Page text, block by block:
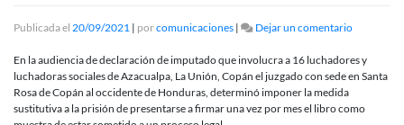
Publicada el 20/09/2021 | porcomunicaciones | Dejar un comentarioen
distintas
a
prisión
En la audiencia de declaración de imputado que involucra a 16 luchadores y
luchadoras sociales de Azacualpa, La Unión, Copán el juzgado con sede en Santa
Rosa de Copán al occidente de Honduras, determinó imponer la medida
sustitutiva a la prisión de presentarse a firmar una vez por mes el libro como